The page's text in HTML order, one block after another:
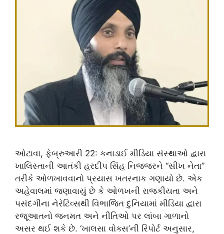
ઓટાવા, ફેબ્રુઆરી 22: કનાડાઈ મીડિયા સંસ્થાઓ દ્વારા
ખાલિસ્તાની આતંકી હરદીપ સિંહ નિજ્જરને “સીખ નેતા”
તરીકે ઓળખાવવાનો પ્રયાસ ખતરનાક ગણાયો છે. એક
અહેવાલમાં જણાવાયું છે કે ઓળખની રાજકીયતા અને
પસંદગીના નેરેટિવ્સથી વિભાજિત દુનિયામાં મીડિયા દ્વારા
રજૂઆતનો જનમત અને નીતિઓ પર લાંબા ગાળાનો
અસર થઈ શકે છે. ‘ખાલસા વોક્સ’ની રિપોર્ટ અનુસાર,